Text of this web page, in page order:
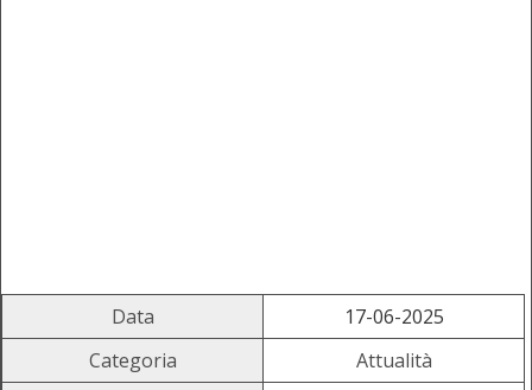
Data
17-06-2025
Categoria
Attualità